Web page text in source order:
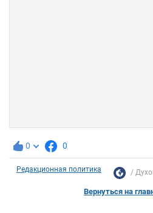
0 0
Редакционная политика
Вернуться на